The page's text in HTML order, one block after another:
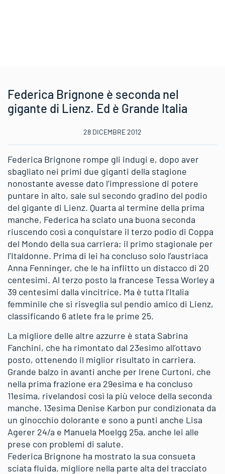
Federica Brignone è seconda nel
gigante di Lienz. Ed è Grande Italia
28 DICEMBRE 2012
Federica Brignone rompe gli indugi e, dopo aver
sbagliato nei primi due giganti della stagione
nonostante avesse dato l’impressione di potere
puntare in alto, sale sul secondo gradino del podio
del gigante di Lienz. Quarta al termine della prima
manche, Federica ha sciato una buona seconda
riuscendo così a conquistare il terzo podio di Coppa
del Mondo della sua carriera; il primo stagionale per
l’Italdonne. Prima di lei ha concluso solo l’austriaca
Anna Fenninger, che le ha inflitto un distacco di 20
centesimi. Al terzo posto la francese Tessa Worley a
39 centesimi dalla vincitrice. Ma è tutta l’Italia
femminile che si risveglia sul pendio amico di Lienz,
classificando 6 atlete fra le prime 25.
La migliore delle altre azzurre è stata Sabrina
Fanchini, che ha rimontato dal 23esimo all’ottavo
posto, ottenendo il miglior risultato in carriera.
Grande balzo in avanti anche per Irene Curtoni, che
nella prima frazione era 29esima e ha concluso
11esima, rivelandosi così la più veloce della seconda
manche. 13esima Denise Karbon pur condizionata da
un ginocchio dolorante e sono a punti anche Lisa
Agerer 24/a e Manuela Moelgg 25a, anche lei alle
prese con problemi di salute.
Federica Brignone ha mostrato la sua consueta
sciata fluida, migliore nella parte alta del tracciato